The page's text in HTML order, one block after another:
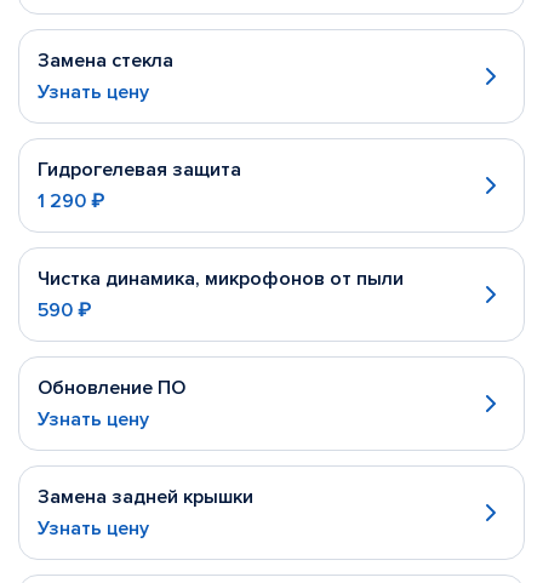
Замена стекла
Узнать цену
Гидрогелевая защита
1 290 ₽
Чистка динамика, микрофонов от пыли
590 ₽
Обновление ПО
Узнать цену
Замена задней крышки
Узнать цену